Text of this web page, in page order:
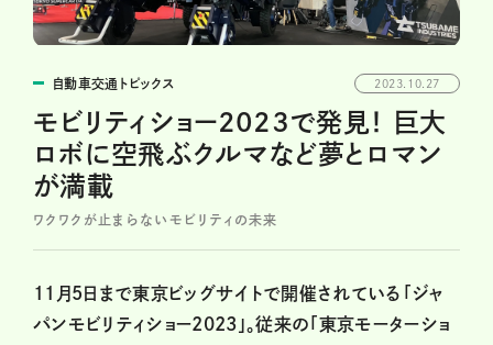
自動車交通トピックス 2023.10.27
モビリティショー2023で発見！ 巨大
ロボに空飛ぶクルマなど夢とロマン
が満載
ワクワクが止まらないモビリティの未来
11月5日まで東京ビッグサイトで開催されている「ジャ
パンモビリティショー2023」。従来の「東京モーターショ